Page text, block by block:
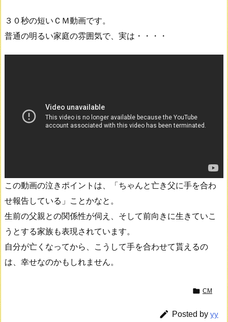
３０秒の短いＣＭ動画です。
普通の明るい家庭の雰囲気で、実は・・・・
この動画の泣きポイントは、「ちゃんと亡き父に手を合わ
せ報告している」ことかなと。
生前の父親との関係性が伺え、そして前向きに生きていこ
うとする家族も表現されています。
自分が亡くなってから、こうして手を合わせて貰えるの
は、幸せなのかもしれません。
 CM
 Posted by yy